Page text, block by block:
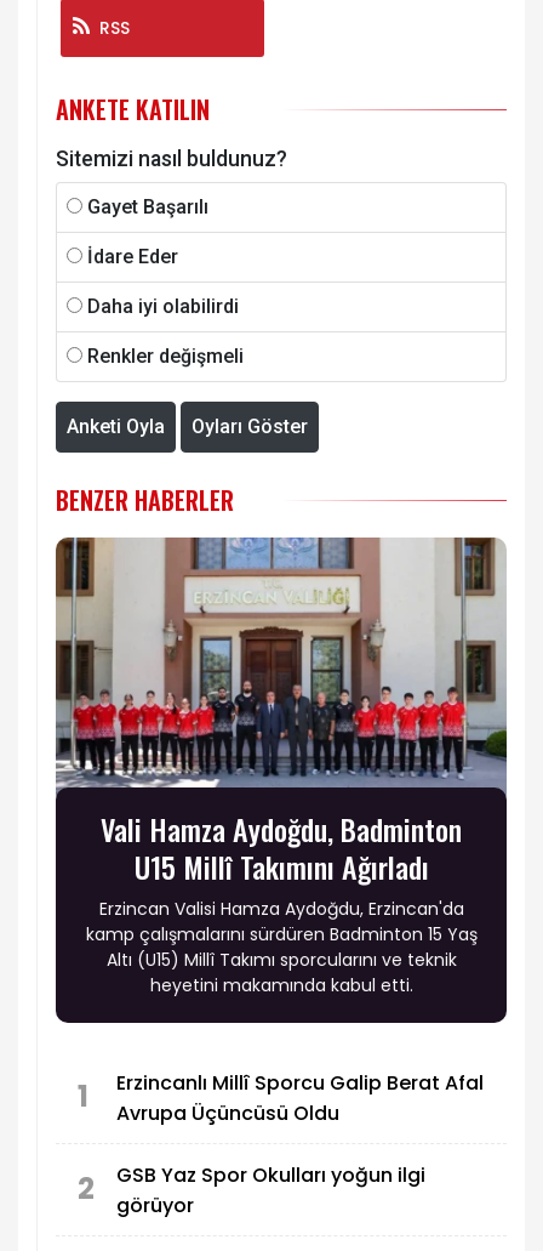
RSS
ANKETE KATILIN
Sitemizi nasıl buldunuz?
Gayet Başarılı
İdare Eder
Daha iyi olabilirdi
Renkler değişmeli
Anketi Oyla Oyları Göster
BENZER HABERLER
Vali Hamza Aydoğdu, Badminton
U15 Millî Takımını Ağırladı
Erzincan Valisi Hamza Aydoğdu, Erzincan'da
kamp çalışmalarını sürdüren Badminton 15 Yaş
Altı (U15) Millî Takımı sporcularını ve teknik
heyetini makamında kabul etti.
1
Erzincanlı Millî Sporcu Galip Berat Afal
Avrupa Üçüncüsü Oldu
2
GSB Yaz Spor Okulları yoğun ilgi
görüyor